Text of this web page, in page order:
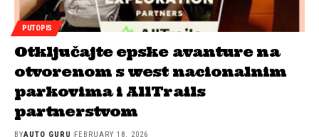
PUTOPIS
Otključajte epske avanture na
otvorenom s west nacionalnim
parkovima i AllTrails
partnerstvom
BYAUTO GURU FEBRUARY 18, 2026